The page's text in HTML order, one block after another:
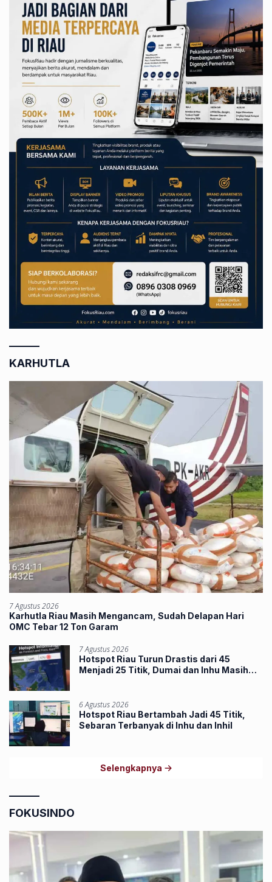
KARHUTLA
7 Agustus 2026
Karhutla Riau Masih Mengancam, Sudah Delapan Hari
OMC Tebar 12 Ton Garam
7 Agustus 2026
Hotspot Riau Turun Drastis dari 45
Menjadi 25 Titik, Dumai dan Inhu Masih
6 Agustus 2026
Hotspot Riau Bertambah Jadi 45 Titik,
Sebaran Terbanyak di Inhu dan Inhil
Selengkapnya
FOKUSINDO